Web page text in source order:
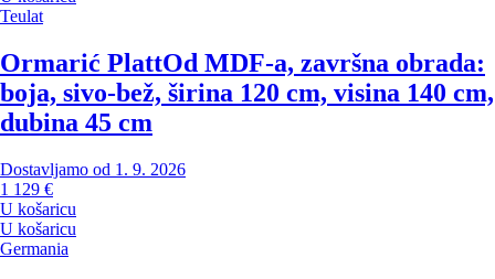
Teulat
Ormarić PlattOd MDF-a, završna obrada:
boja, sivo-bež, širina 120 cm, visina 140 cm,
dubina 45 cm
Dostavljamo od 1. 9. 2026
1 129 €
U košaricu
U košaricu
Germania